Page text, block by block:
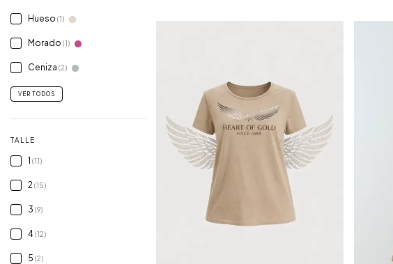
Hueso (1)
Morado (1)
Ceniza (2)
VER TODOS
TALLE
1 (11)
2(15)
3 (9)
4 (12)
5 (2)